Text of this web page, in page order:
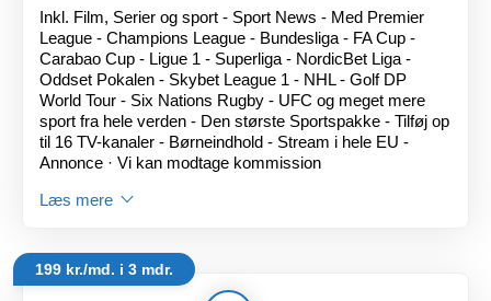
Inkl. Film, Serier og sport - Sport News - Med Premier
League - Champions League - Bundesliga - FA Cup -
Carabao Cup - Ligue 1 - Superliga - NordicBet Liga -
Oddset Pokalen - Skybet League 1 - NHL - Golf DP
World Tour - Six Nations Rugby - UFC og meget mere
sport fra hele verden - Den største Sportspakke - Tilføj op
til 16 TV-kanaler - Børneindhold - Stream i hele EU -
Annonce · Vi kan modtage kommission
Læs mere
199 kr./md. i 3 mdr.